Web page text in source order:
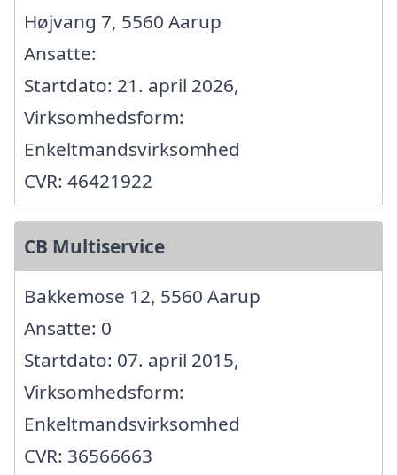
Højvang 7, 5560 Aarup
Ansatte:
Startdato: 21. april 2026,
Virksomhedsform:
Enkeltmandsvirksomhed
CVR: 46421922
CB Multiservice
Bakkemose 12, 5560 Aarup
Ansatte: 0
Startdato: 07. april 2015,
Virksomhedsform:
Enkeltmandsvirksomhed
CVR: 36566663